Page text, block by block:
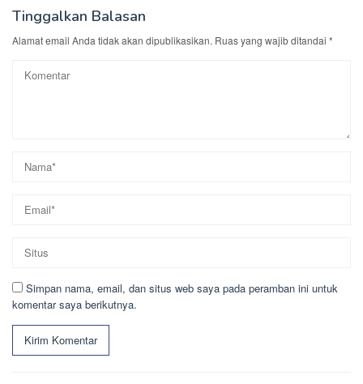
Tinggalkan Balasan
Alamat email Anda tidak akan dipublikasikan. Ruas yang wajib ditandai *
Simpan nama, email, dan situs web saya pada peramban ini untuk
komentar saya berikutnya.